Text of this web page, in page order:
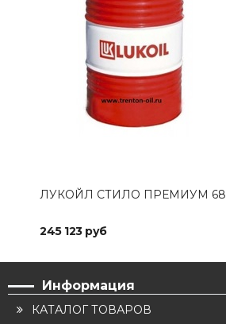
ЛУКОЙЛ СТИЛО ПРЕМИУМ 68
245 123 руб
Информация
КАТАЛОГ ТОВАРОВ